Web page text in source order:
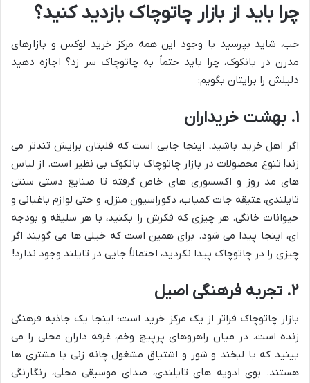
چرا باید از بازار چاتوچاک بازدید کنید؟
خب، شاید بپرسید با وجود این همه مرکز خرید لوکس و بازارهای
مدرن در بانکوک، چرا باید حتماً به چاتوچاک سر زد؟ اجازه دهید
دلیلش را برایتان بگویم:
۱. بهشت خریداران
اگر اهل خرید باشید، اینجا جایی است که قلبتان برایش تندتر می
زند! تنوع محصولات در بازار چاتوچاک بانکوک بی نظیر است. از لباس
های مد روز و اکسسوری های خاص گرفته تا صنایع دستی سنتی
تایلندی، عتیقه جات کمیاب، دکوراسیون منزل، و حتی لوازم باغبانی و
حیوانات خانگی. هر چیزی که فکرش را بکنید، با هر سلیقه و بودجه
ای، اینجا پیدا می شود. برای همین است که خیلی ها می گویند اگر
چیزی را در چاتوچاک پیدا نکردید، احتمالاً جایی در تایلند وجود ندارد!
۲. تجربه فرهنگی اصیل
بازار چاتوچاک فراتر از یک مرکز خرید است؛ اینجا یک جاذبه فرهنگی
زنده است. در میان راهروهای پرپیچ وخم، غرفه داران محلی را می
بینید که با لبخند و شور و اشتیاق مشغول چانه زنی با مشتری ها
هستند. بوی ادویه های تایلندی، صدای موسیقی محلی، رنگارنگی